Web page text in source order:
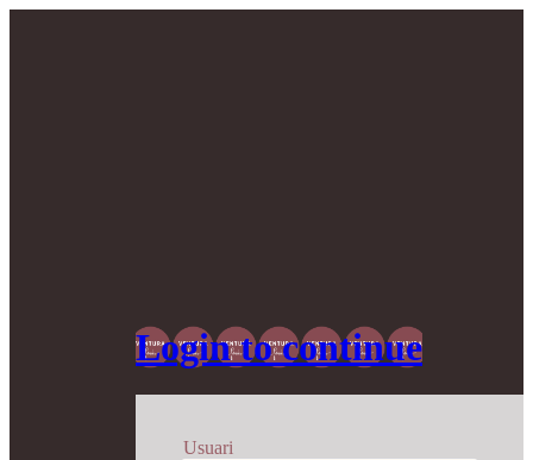
Login to continue
Usuari